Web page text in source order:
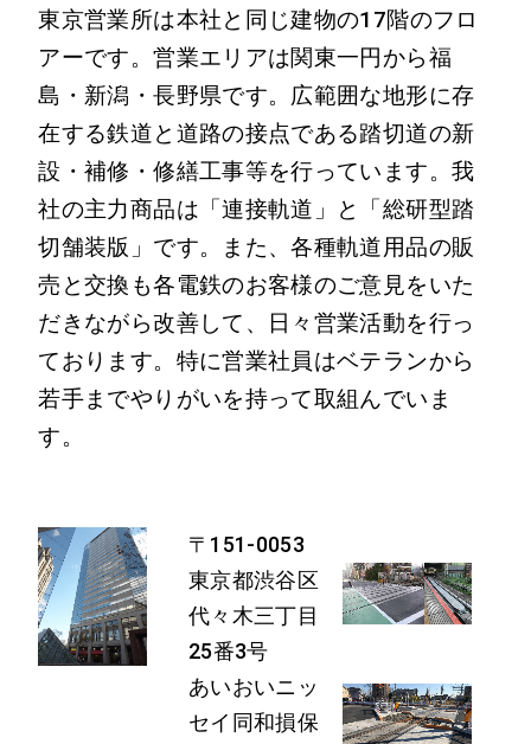
東京営業所は本社と同じ建物の17階のフロ
アーです。営業エリアは関東一円から福
島・新潟・長野県です。広範囲な地形に存
在する鉄道と道路の接点である踏切道の新
設・補修・修繕工事等を行っています。我
社の主力商品は「連接軌道」と「総研型踏
切舗装版」です。また、各種軌道用品の販
売と交換も各電鉄のお客様のご意見をいた
だきながら改善して、日々営業活動を行っ
ております。特に営業社員はベテランから
若手までやりがいを持って取組んでいま
す。
〒151-0053
東京都渋谷区
代々木三丁目
25番3号
あいおいニッ
セイ同和損保